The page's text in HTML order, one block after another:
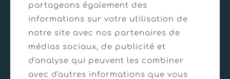
partageons également des
informations sur votre utilisation de
notre site avec nos partenaires de
médias sociaux, de publicité et
d'analyse qui peuvent les combiner
avec d'autres informations que vous